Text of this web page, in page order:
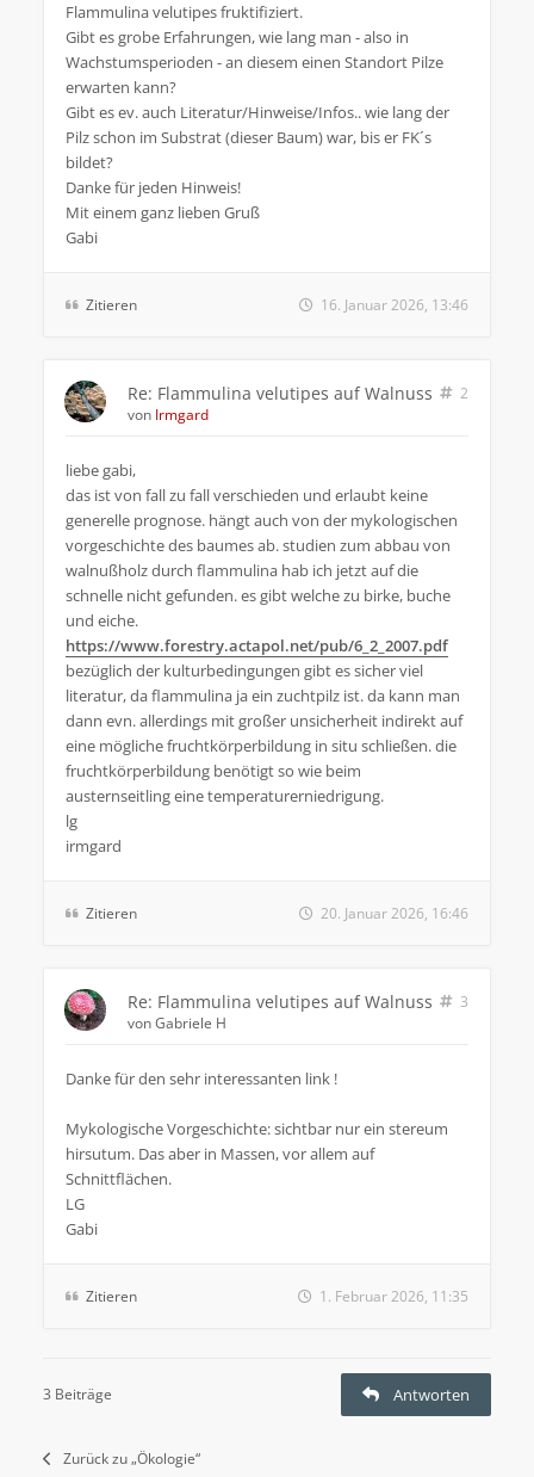
Flammulina velutipes fruktifiziert.
Gibt es grobe Erfahrungen, wie lang man - also in
Wachstumsperioden - an diesem einen Standort Pilze
erwarten kann?
Gibt es ev. auch Literatur/Hinweise/Infos.. wie lang der
Pilz schon im Substrat (dieser Baum) war, bis er FK´s
bildet?
Danke für jeden Hinweis!
Mit einem ganz lieben Gruß
Gabi
Zitieren 16. Januar 2026, 13:46
Re: Flammulina velutipes auf Walnuss
2
von Irmgard
liebe gabi,
das ist von fall zu fall verschieden und erlaubt keine
generelle prognose. hängt auch von der mykologischen
vorgeschichte des baumes ab. studien zum abbau von
walnußholz durch flammulina hab ich jetzt auf die
schnelle nicht gefunden. es gibt welche zu birke, buche
und eiche.
https://www.forestry.actapol.net/pub/6_2_2007.pdf
bezüglich der kulturbedingungen gibt es sicher viel
literatur, da flammulina ja ein zuchtpilz ist. da kann man
dann evn. allerdings mit großer unsicherheit indirekt auf
eine mögliche fruchtkörperbildung in situ schließen. die
fruchtkörperbildung benötigt so wie beim
austernseitling eine temperaturerniedrigung.
lg
irmgard
Zitieren 20. Januar 2026, 16:46
Re: Flammulina velutipes auf Walnuss
3
vonGabriele H
Danke für den sehr interessanten link !
Mykologische Vorgeschichte: sichtbar nur ein stereum
hirsutum. Das aber in Massen, vor allem auf
Schnittflächen.
LG
Gabi
Zitieren 1. Februar 2026, 11:35
3 Beiträge Antworten
Zurück zu „Ökologie“